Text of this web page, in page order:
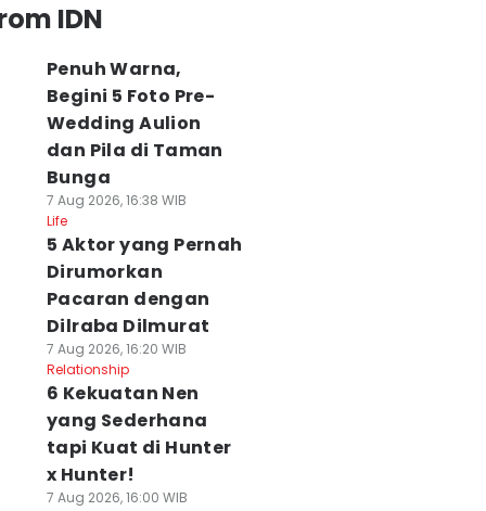
IDN
Penuh Warna,
Begini 5 Foto Pre-
Wedding Aulion
dan Pila di Taman
Bunga
7 Aug 2026, 16:38 WIB
Life
5 Aktor yang Pernah
Dirumorkan
Pacaran dengan
Dilraba Dilmurat
7 Aug 2026, 16:20 WIB
Relationship
6 Kekuatan Nen
yang Sederhana
tapi Kuat di Hunter
x Hunter!
7 Aug 2026, 16:00 WIB